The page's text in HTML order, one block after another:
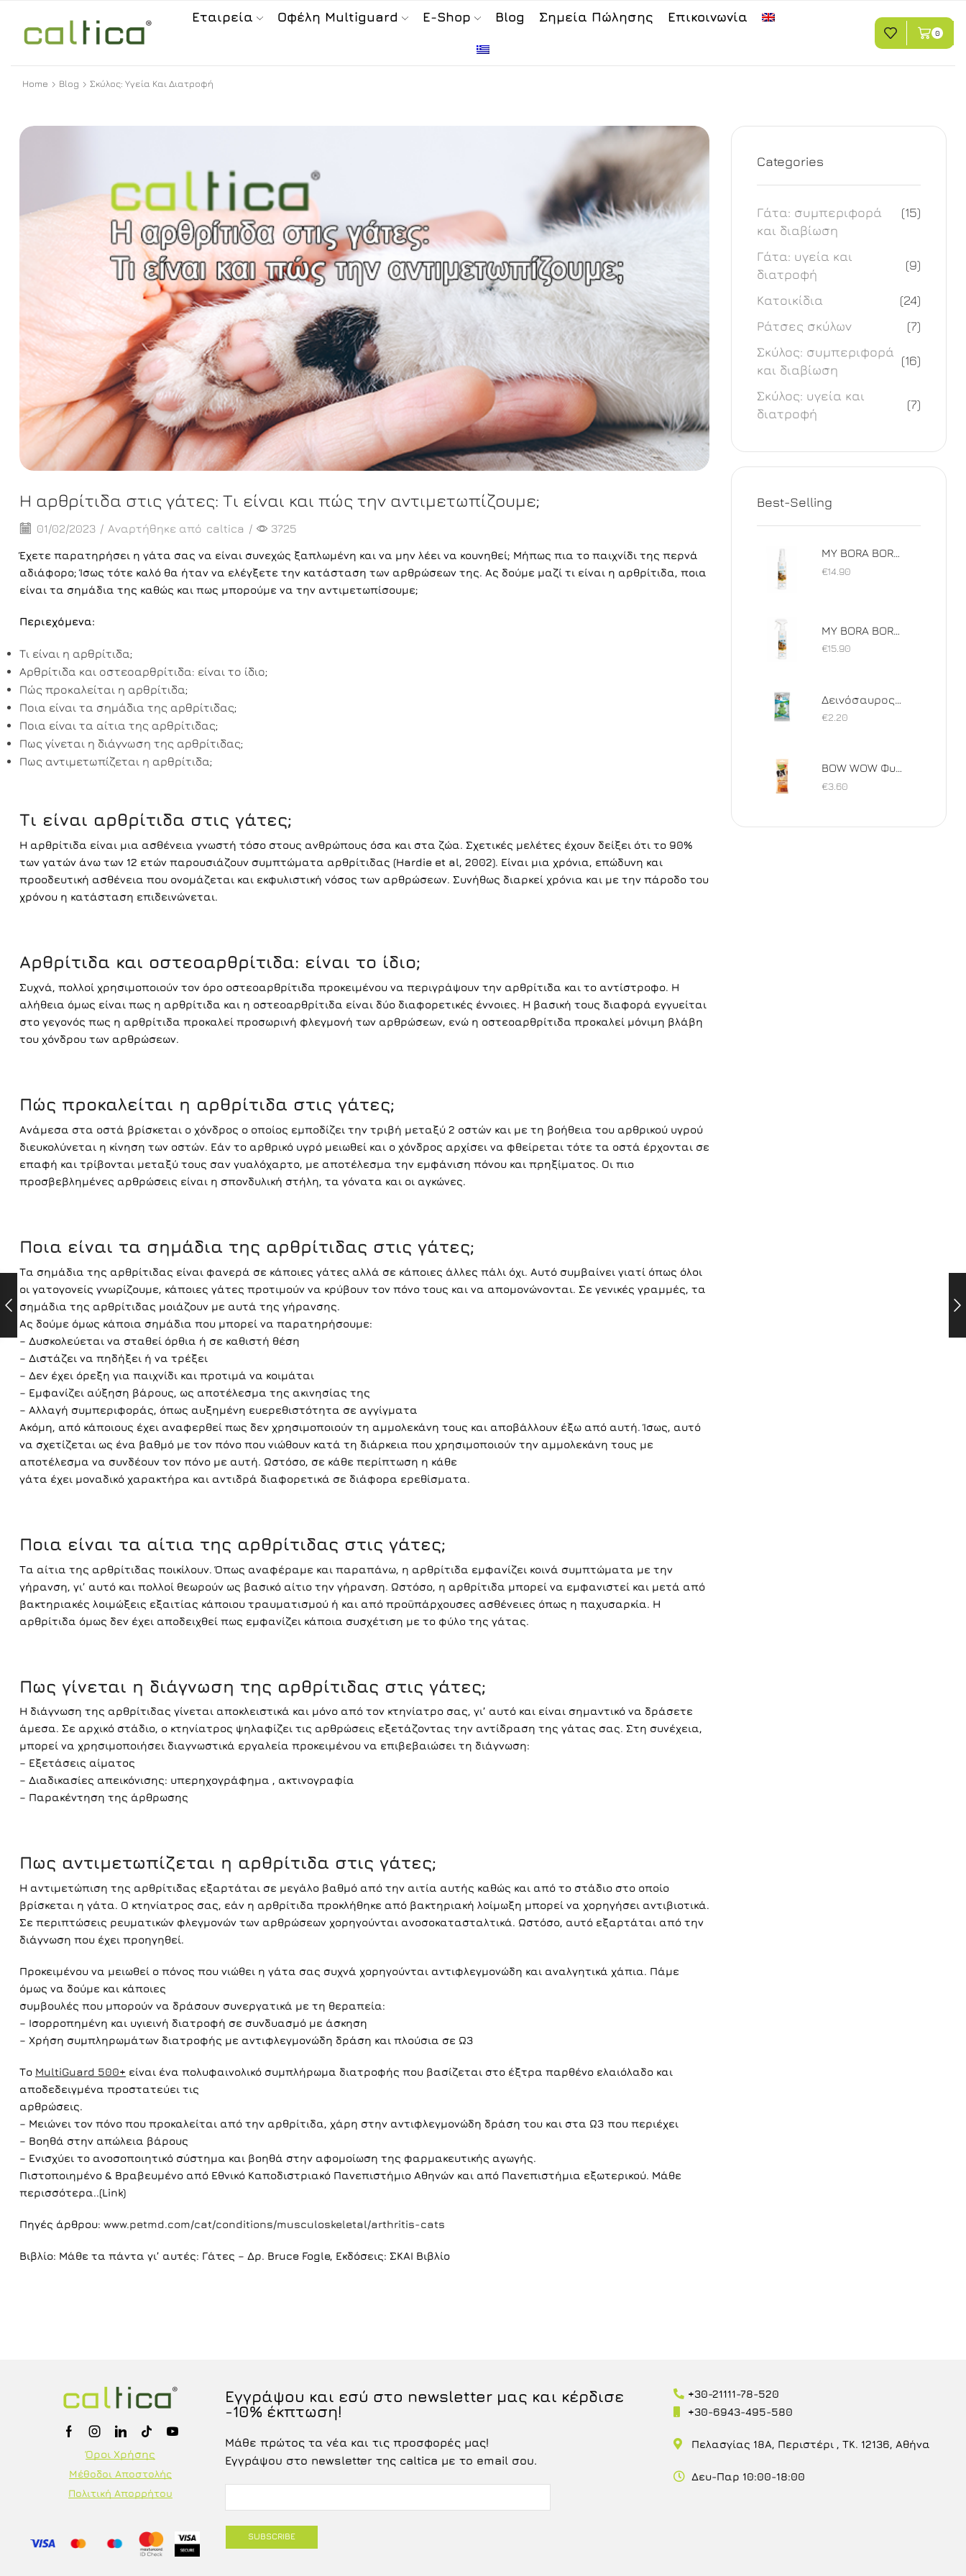
Εταιρεία Οφέλη Multiguard E-Shop Blog Σημεία Πώλησης Επικοινωνία
0
Home Blog Σκύλος: Υγεία Και Διατροφή
Η αρθρίτιδα στις γάτες: Τι είναι και πώς την αντιμετωπίζουμε;
01/02/2023 / Αναρτήθηκε από caltica / 3725
Έχετε παρατηρήσει η γάτα σας να είναι συνεχώς ξαπλωμένη και να μην λέει να κουνηθεί; Μήπως πια το παιχνίδι της περνά
αδιάφορο; Ίσως τότε καλό θα ήταν να ελέγξετε την κατάσταση των αρθρώσεων της. Ας δούμε μαζί τι είναι η αρθρίτιδα, ποια
είναι τα σημάδια της καθώς και πως μπορούμε να την αντιμετωπίσουμε;
Περιεχόμενα:
Τι είναι η αρθρίτιδα;
Αρθρίτιδα και οστεοαρθρίτιδα: είναι το ίδιο;
Πώς προκαλείται η αρθρίτιδα;
Ποια είναι τα σημάδια της αρθρίτιδας;
Ποια είναι τα αίτια της αρθρίτιδας;
Πως γίνεται η διάγνωση της αρθρίτιδας;
Πως αντιμετωπίζεται η αρθρίτιδα;
Τι είναι αρθρίτιδα στις γάτες;
Η αρθρίτιδα είναι μια ασθένεια γνωστή τόσο στους ανθρώπους όσα και στα ζώα. Σχετικές μελέτες έχουν δείξει ότι το 90%
των γατών άνω των 12 ετών παρουσιάζουν συμπτώματα αρθρίτιδας (Hardie et al, 2002). Είναι μια χρόνια, επώδυνη και
προοδευτική ασθένεια που ονομάζεται και εκφυλιστική νόσος των αρθρώσεων. Συνήθως διαρκεί χρόνια και με την πάροδο του
χρόνου η κατάσταση επιδεινώνεται.
Αρθρίτιδα και οστεοαρθρίτιδα: είναι το ίδιο;
Συχνά, πολλοί χρησιμοποιούν τον όρο οστεοαρθρίτιδα προκειμένου να περιγράψουν την αρθρίτιδα και το αντίστροφο. Η
αλήθεια όμως είναι πως η αρθρίτιδα και η οστεοαρθρίτιδα είναι δύο διαφορετικές έννοιες. Η βασική τους διαφορά εγγυείται
στο γεγονός πως η αρθρίτιδα προκαλεί προσωρινή φλεγμονή των αρθρώσεων, ενώ η οστεοαρθρίτιδα προκαλεί μόνιμη βλάβη
του χόνδρου των αρθρώσεων.
Πώς προκαλείται η αρθρίτιδα στις γάτες;
Ανάμεσα στα οστά βρίσκεται ο χόνδρος ο οποίος εμποδίζει την τριβή μεταξύ 2 οστών και με τη βοήθεια του αρθρικού υγρού
διευκολύνεται η κίνηση των οστών. Εάν το αρθρικό υγρό μειωθεί και ο χόνδρος αρχίσει να φθείρεται τότε τα οστά έρχονται σε
επαφή και τρίβονται μεταξύ τους σαν γυαλόχαρτο, με αποτέλεσμα την εμφάνιση πόνου και πρηξίματος. Οι πιο
προσβεβλημένες αρθρώσεις είναι η σπονδυλική στήλη, τα γόνατα και οι αγκώνες.
Ποια είναι τα σημάδια της αρθρίτιδας στις γάτες;
Τα σημάδια της αρθρίτιδας είναι φανερά σε κάποιες γάτες αλλά σε κάποιες άλλες πάλι όχι. Αυτό συμβαίνει γιατί όπως όλοι
οι γατογονείς γνωρίζουμε, κάποιες γάτες προτιμούν να κρύβουν τον πόνο τους και να απομονώνονται. Σε γενικές γραμμές, τα
σημάδια της αρθρίτιδας μοιάζουν με αυτά της γήρανσης.
Ας δούμε όμως κάποια σημάδια που μπορεί να παρατηρήσουμε:
– Δυσκολεύεται να σταθεί όρθια ή σε καθιστή θέση
– Διστάζει να πηδήξει ή να τρέξει
– Δεν έχει όρεξη για παιχνίδι και προτιμά να κοιμάται
– Εμφανίζει αύξηση βάρους, ως αποτέλεσμα της ακινησίας της
– Αλλαγή συμπεριφοράς, όπως αυξημένη ευερεθιστότητα σε αγγίγματα
Ακόμη, από κάποιους έχει αναφερθεί πως δεν χρησιμοποιούν τη αμμολεκάνη τους και αποβάλλουν έξω από αυτή. Ίσως, αυτό
να σχετίζεται ως ένα βαθμό με τον πόνο που νιώθουν κατά τη διάρκεια που χρησιμοποιούν την αμμολεκάνη τους με
αποτέλεσμα να συνδέουν τον πόνο με αυτή. Ωστόσο, σε κάθε περίπτωση η κάθε
γάτα έχει μοναδικό χαρακτήρα και αντιδρά διαφορετικά σε διάφορα ερεθίσματα.
Ποια είναι τα αίτια της αρθρίτιδας στις γάτες;
Τα αίτια της αρθρίτιδας ποικίλουν. Όπως αναφέραμε και παραπάνω, η αρθρίτιδα εμφανίζει κοινά συμπτώματα με την
γήρανση, γι’ αυτό και πολλοί θεωρούν ως βασικό αίτιο την γήρανση. Ωστόσο, η αρθρίτιδα μπορεί να εμφανιστεί και μετά από
βακτηριακές λοιμώξεις εξαιτίας κάποιου τραυματισμού ή και από προϋπάρχουσες ασθένειες όπως η παχυσαρκία. Η
αρθρίτιδα όμως δεν έχει αποδειχθεί πως εμφανίζει κάποια συσχέτιση με το φύλο της γάτας.
Πως γίνεται η διάγνωση της αρθρίτιδας στις γάτες;
Η διάγνωση της αρθρίτιδας γίνεται αποκλειστικά και μόνο από τον κτηνίατρο σας, γι’ αυτό και είναι σημαντικό να δράσετε
άμεσα. Σε αρχικό στάδιο, ο κτηνίατρος ψηλαφίζει τις αρθρώσεις εξετάζοντας την αντίδραση της γάτας σας. Στη συνέχεια,
μπορεί να χρησιμοποιήσει διαγνωστικά εργαλεία προκειμένου να επιβεβαιώσει τη διάγνωση:
– Εξετάσεις αίματος
– Διαδικασίες απεικόνισης: υπερηχογράφημα , ακτινογραφία
– Παρακέντηση της άρθρωσης
Πως αντιμετωπίζεται η αρθρίτιδα στις γάτες;
Η αντιμετώπιση της αρθρίτιδας εξαρτάται σε μεγάλο βαθμό από την αιτία αυτής καθώς και από το στάδιο στο οποίο
βρίσκεται η γάτα. Ο κτηνίατρος σας, εάν η αρθρίτιδα προκλήθηκε από βακτηριακή λοίμωξη μπορεί να χορηγήσει αντιβιοτικά.
Σε περιπτώσεις ρευματικών φλεγμονών των αρθρώσεων χορηγούνται ανοσοκατασταλτικά. Ωστόσο, αυτό εξαρτάται από την
διάγνωση που έχει προηγηθεί.
Προκειμένου να μειωθεί ο πόνος που νιώθει η γάτα σας συχνά χορηγούνται αντιφλεγμονώδη και αναλγητικά χάπια. Πάμε
όμως να δούμε και κάποιες
συμβουλές που μπορούν να δράσουν συνεργατικά με τη θεραπεία:
– Ισορροπημένη και υγιεινή διατροφή σε συνδυασμό με άσκηση
– Χρήση συμπληρωμάτων διατροφής με αντιφλεγμονώδη δράση και πλούσια σε Ω3
Το MultiGuard 500+ είναι ένα πολυφαινολικό συμπλήρωμα διατροφής που βασίζεται στο έξτρα παρθένο ελαιόλαδο και
αποδεδειγμένα προστατεύει τις
αρθρώσεις.
– Μειώνει τον πόνο που προκαλείται από την αρθρίτιδα, χάρη στην αντιφλεγμονώδη δράση του και στα Ω3 που περιέχει
– Βοηθά στην απώλεια βάρους
– Ενισχύει το ανοσοποιητικό σύστημα και βοηθά στην αφομοίωση της φαρμακευτικής αγωγής.
Πιστοποιημένο & Βραβευμένο από Εθνικό Καποδιστριακό Πανεπιστήμιο Αθηνών και από Πανεπιστήμια εξωτερικού. Μάθε
περισσότερα..(Link)
Πηγές άρθρου: www.petmd.com/cat/conditions/musculoskeletal/arthritis-cats
Βιβλίο: Μάθε τα πάντα γι’ αυτές: Γάτες – Δρ. Bruce Fogle, Εκδόσεις: ΣΚΑΙ Βιβλίο
Categories
Γάτα: συμπεριφορά
και διαβίωση
(15)
Γάτα: υγεία και
διατροφή
(9)
Κατοικίδια
(24)
Ράτσες σκύλων
(7)
Σκύλος: συμπεριφορά
και διαβίωση
(16)
Σκύλος: υγεία και
διατροφή
(7)
Best-Selling
MY BORA BORA SUN SPRAY
€14.90
MY BORA BORA SUN SPRAY
€15.90
Δεινόσαυρος οδοντικό σνακ M
€2.20
BOW WOW Φυσικό Κόκκαλο Συκώτι πουλερικών & Yucca
€3.60
Όροι Χρήσης
Μέθοδοι Αποστολής
Πολιτική Απορρήτου
Εγγράψου και εσύ στο newsletter μας και κέρδισε
-10% έκπτωση!
Μάθε πρώτος τα νέα και τις προσφορές μας!
Εγγράψου στο newsletter της caltica με το email σου.
+30-21111-78-520
+30-6943-495-580
Πελασγίας 18Α, Περιστέρι , ΤΚ. 12136, Αθήνα
Δευ-Παρ 10:00-18:00